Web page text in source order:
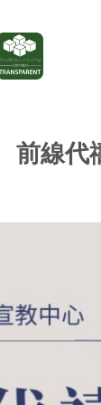
前線代